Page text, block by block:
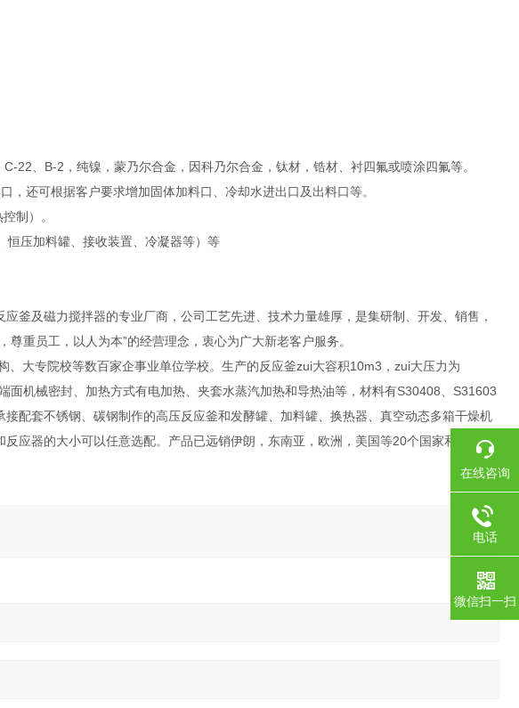
22、B-2，纯镍，蒙乃尔合金，因科乃尔合金，钛材，锆材、衬四氟或喷涂四氟等。
还可根据客户要求增加固体加料口、冷却水进出口及出料口等。
制）。
恒压加料罐、接收装置、冷凝器等）等
釜及磁力搅拌器的专业厂商，公司工艺先进、技术力量雄厚，是集研制、开发、销售，
重员工，以人为本”的经营理念，衷心为广大新老客户服务。
大专院校等数百家企事业单位学校。生产的反应釜zui大容积10m3，zui大压力为
机械密封、加热方式有电加热、夹套水蒸汽加热和导热油等，材料有S30408、S31603
配套不锈钢、碳钢制作的高压反应釜和发酵罐、加料罐、换热器、真空动态多箱干燥机
应器的大小可以任意选配。产品已远销伊朗，东南亚，欧洲，美国等20个国家和地区。
在线咨询
电话
微信扫一扫